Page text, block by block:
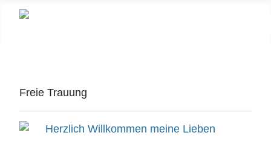
Freie Trauung
Herzlich Willkommen meine Lieben